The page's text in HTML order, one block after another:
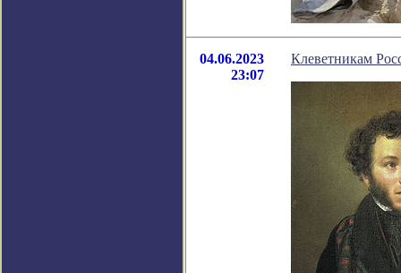
04.06.2023
23:07
Клеветникам